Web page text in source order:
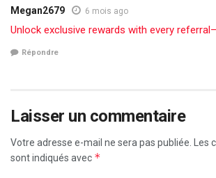
Megan2679 6 mois ago
Unlock exclusive rewards with every
Répondre
Laisser un commentaire
Votre adresse e-mail ne sera pas publiée.
Les
sont indiqués avec *